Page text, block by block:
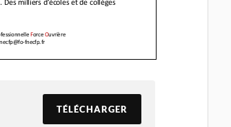
TÉLÉCHARGER